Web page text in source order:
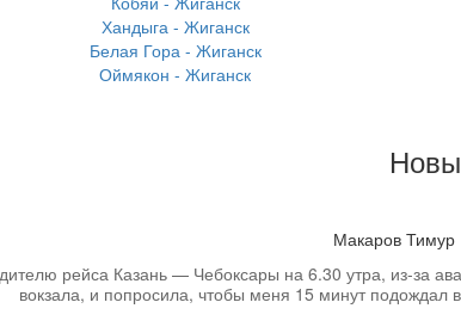
Хандыга - Жиганск
Белая Гора - Жиганск
Оймякон - Жиганск
Макаров Тимур
рейса Казань — Чебоксары на 6.30 утра, из-за
вокзала, и попросила, чтобы меня 15 минут подождал